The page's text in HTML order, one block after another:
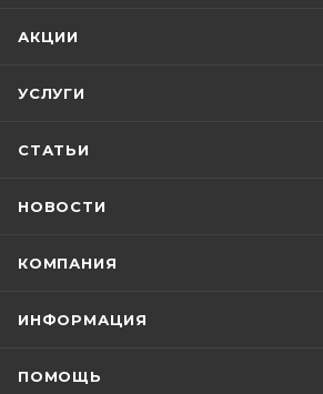
АКЦИИ
УСЛУГИ
СТАТЬИ
НОВОСТИ
КОМПАНИЯ
ИНФОРМАЦИЯ
ПОМОЩЬ